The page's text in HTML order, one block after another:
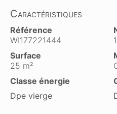
Caractéristiques
Référence
WI177221444
Surface
25 m²
Classe énergie
Dpe vierge